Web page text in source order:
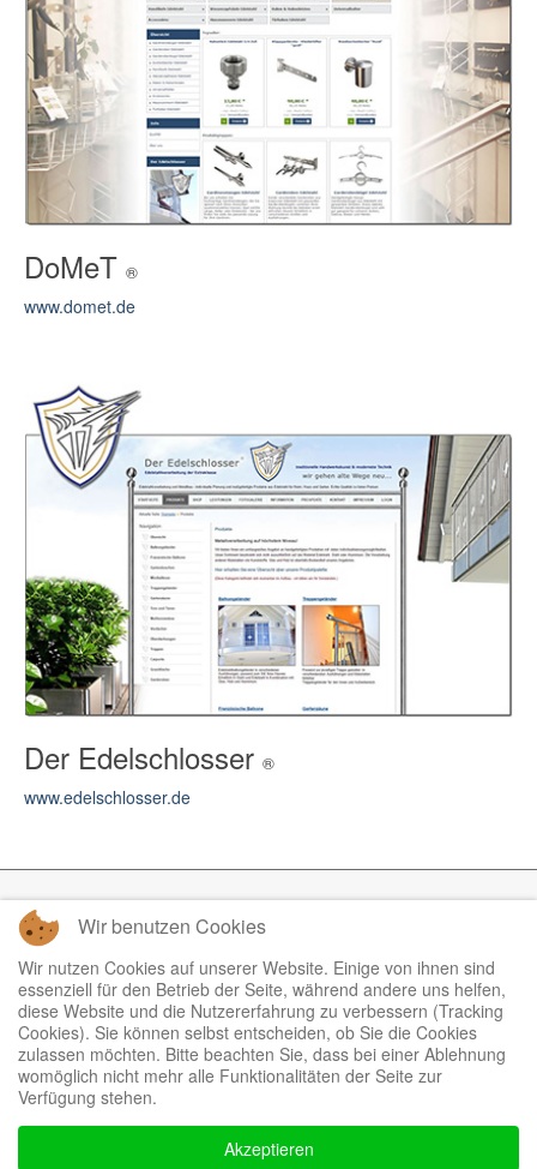
DoMeT ®
www.domet.de
Der Edelschlosser ®
www.edelschlosser.de
Impressum
Datenschutz
Login
Tel.: +49 (0)9973 5009928
Mobil: +49 (0)171 9930430
Wir benutzen Cookies
Wir nutzen Cookies auf unserer Website. Einige von ihnen sind
essenziell für den Betrieb der Seite, während andere uns helfen,
diese Website und die Nutzererfahrung zu verbessern (Tracking
Cookies). Sie können selbst entscheiden, ob Sie die Cookies
zulassen möchten. Bitte beachten Sie, dass bei einer Ablehnung
womöglich nicht mehr alle Funktionalitäten der Seite zur
Verfügung stehen.
Akzeptieren